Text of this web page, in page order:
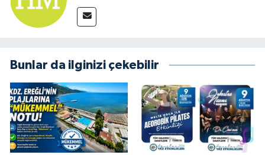
Bunlar da ilginizi çekebilir